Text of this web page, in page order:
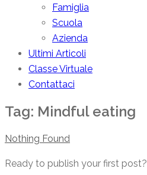
Famiglia
Scuola
Azienda
Ultimi Articoli
Classe Virtuale
Contattaci
Tag: Mindful eating
Nothing Found
Ready to publish your first post?